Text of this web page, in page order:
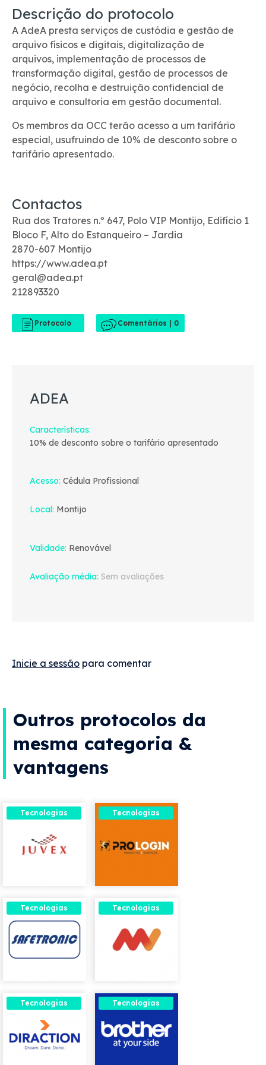
Descrição do protocolo
A AdeA presta serviços de custódia e gestão de
arquivo físicos e digitais, digitalização de
arquivos, implementação de processos de
transformação digital, gestão de processos de
negócio, recolha e destruição confidencial de
arquivo e consultoria em gestão documental.
Os membros da OCC terão acesso a um tarifário
especial, usufruindo de 10% de desconto sobre o
tarifário apresentado.
Contactos
Rua dos Tratores n.º 647, Polo VIP Montijo, Edifício 1
Bloco F, Alto do Estanqueiro – Jardia
2870-607 Montijo
https://www.adea.pt
geral@adea.pt
212893320
Comentários | 0
ADEA
Características
10% de desconto sobre o tarifário apresentado
Acesso Cédula Profissional
Local Montijo
Validade Renovável
Avaliação média Sem avaliações
Inicie a sessão para comentar
Outros protocolos da
mesma categoria &
vantagens
Tecnologias Tecnologias
Tecnologias Tecnologias
Tecnologias Tecnologias